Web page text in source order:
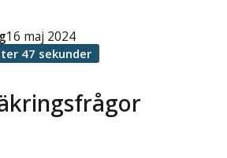
16 maj 2024
47 sekunder